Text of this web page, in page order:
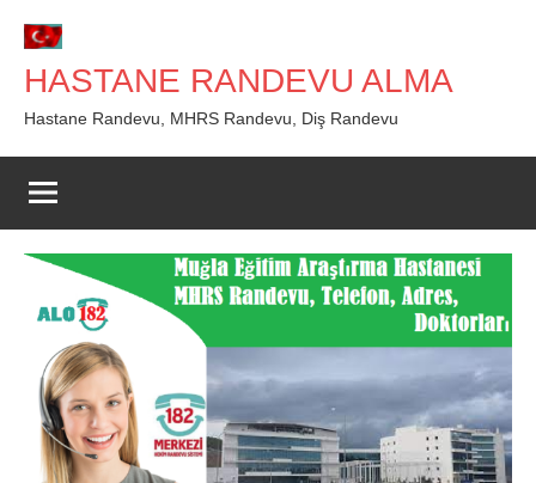
geç
HASTANE RANDEVU ALMA
Hastane Randevu, MHRS Randevu, Diş Randevu